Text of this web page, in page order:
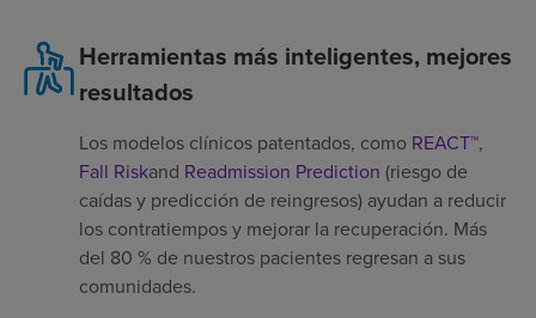
Herramientas más inteligentes, mejores
resultados
Los modelos clínicos patentados, como REACT™,
Fall Riskand Readmission Prediction (riesgo de
caídas y predicción de reingresos) ayudan a reducir
los contratiempos y mejorar la recuperación. Más
del 80 % de nuestros pacientes regresan a sus
comunidades.